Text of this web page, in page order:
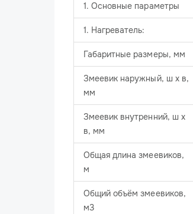
1. Основные параметры
1. Нагреватель:
Габаритные размеры, мм
Змеевик наружный, ш х в,
мм
Змеевик внутренний, ш х
в, мм
Общая длина змеевиков,
м
Общий объём змеевиков,
м3